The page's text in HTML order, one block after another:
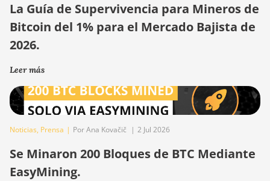
La Guía de Supervivencia para Mineros de
Bitcoin del 1% para el Mercado Bajista de
2026.
Leer más
Noticias, Prensa | Por Ana Kovačič | 2 Jul 2026
Se Minaron 200 Bloques de BTC Mediante
EasyMining.